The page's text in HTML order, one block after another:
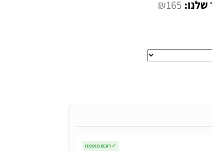
₪165 המחיר
₪165.
✓ רוכש מאומת